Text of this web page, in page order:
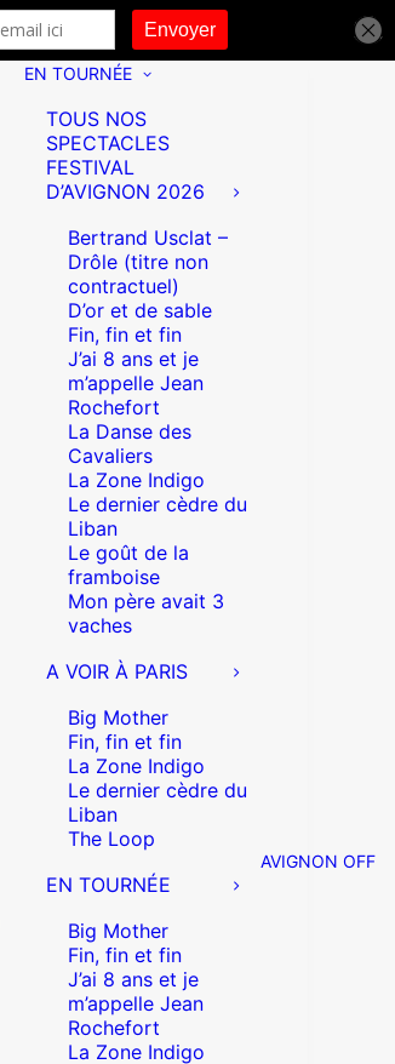
EN TOURNÉE
TOUS NOS
SPECTACLES
FESTIVAL
D’AVIGNON 2026
Bertrand Usclat –
Drôle (titre non
contractuel)
D’or et de sable
Fin, fin et fin
J’ai 8 ans et je
m’appelle Jean
Rochefort
La Danse des
Cavaliers
La Zone Indigo
Le dernier cèdre du
Liban
Le goût de la
framboise
Mon père avait 3
vaches
A VOIR À PARIS
Big Mother
Fin, fin et fin
La Zone Indigo
Le dernier cèdre du
Liban
The Loop
EN TOURNÉE
Big Mother
Fin, fin et fin
J’ai 8 ans et je
m’appelle Jean
Rochefort
La Zone Indigo
AVIGNON OFF